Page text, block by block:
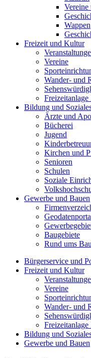
Vereine
Wappen
Freizeit und Kultur
Vereine
Wander- und
Bildung und
Ärzte und
Bücherei
Jugend
Kirchen und
Senioren
Schulen
Soziale
Gewerbe und Bauen
Baugebiete
Rund ums
Bürgerservice und
Freizeit und Kultur
Vereine
Wander- und
Bildung und
Gewerbe und Bauen